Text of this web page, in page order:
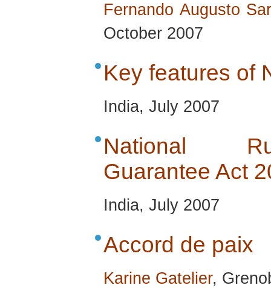
Fernando Augusto
October 2007
Key features of
India, July 2007
National
Guarantee Act
India, July 2007
Accord de paix
Karine Gatelier,